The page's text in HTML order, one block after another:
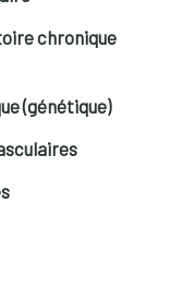
chronique
(génétique)